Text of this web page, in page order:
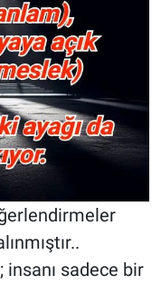
insanı sadece bir